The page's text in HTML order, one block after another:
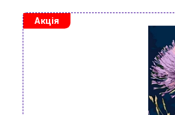
Акція